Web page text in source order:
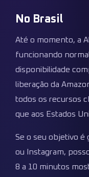
No Brasil
Até o momento, a
funcionando
disponibilidade
liberação da
todos os recursos
que aos Estados
Se o seu objetivo é
ou Instagram,
8 a 10 minutos